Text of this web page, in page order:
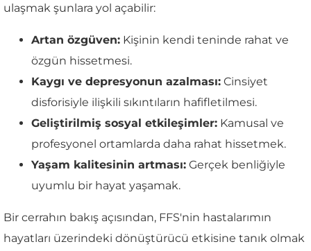
ulaşmak şunlara yol açabilir:
Artan özgüven: Kişinin kendi teninde rahat ve
özgün hissetmesi.
Kaygı ve depresyonun azalması: Cinsiyet
disforisiyle ilişkili sıkıntıların hafifletilmesi.
Geliştirilmiş sosyal etkileşimler: Kamusal ve
profesyonel ortamlarda daha rahat hissetmek.
Yaşam kalitesinin artması: Gerçek benliğiyle
uyumlu bir hayat yaşamak.
Bir cerrahın bakış açısından, FFS'nin hastalarımın
hayatları üzerindeki dönüştürücü etkisine tanık olmak